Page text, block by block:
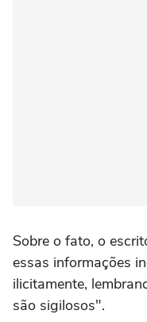
Sobre o fato, o
essas informações
ilicitamente,
são sigilosos".